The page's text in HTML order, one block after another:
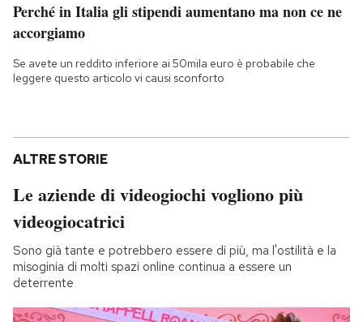
Perché in Italia gli stipendi aumentano ma non ce ne
accorgiamo
Se avete un reddito inferiore ai 50mila euro è probabile che
leggere questo articolo vi causi sconforto
ALTRE STORIE
Le aziende di videogiochi vogliono più
videogiocatrici
Sono già tante e potrebbero essere di più, ma l'ostilità e la
misoginia di molti spazi online continua a essere un
deterrente